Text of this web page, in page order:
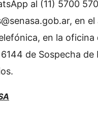
al (11) 5700
, en el
en la
de Sospecha